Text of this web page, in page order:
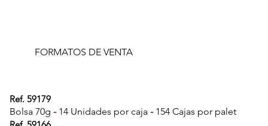
FORMATOS DE VENTA
Ref. 59179
Bolsa 70g -14 Unidades por caja -154 Cajas por palet